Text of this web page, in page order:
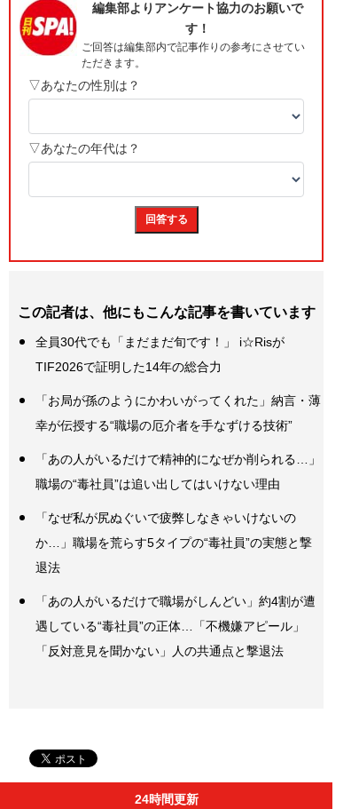
この記者は、他にもこんな記事を書いています
全員30代でも「まだまだ旬です！」 i☆Risが
TIF2026で証明した14年の総合力
「お局が孫のようにかわいがってくれた」納言・薄
幸が伝授する“職場の厄介者を手なずける技術”
「あの人がいるだけで精神的になぜか削られる…」
職場の“毒社員”は追い出してはいけない理由
「なぜ私が尻ぬぐいで疲弊しなきゃいけないの
か…」職場を荒らす5タイプの“毒社員”の実態と撃
退法
「あの人がいるだけで職場がしんどい」約4割が遭
遇している“毒社員”の正体…「不機嫌アピール」
「反対意見を聞かない」人の共通点と撃退法
24時間更新